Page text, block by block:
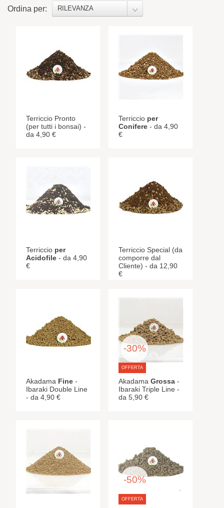
Ordina per: RILEVANZA
Terriccio Pronto
(per tutti i bonsai) -
da 4,90 €
Terriccio per
Conifere - da 4,90
€
Terriccio per
Acidofile - da 4,90
€
Terriccio Special (da
comporre dal
Cliente) - da 12,90
€
Akadama Fine -
Ibaraki Double Line
- da 4,90 €
OFFERTA
-30%
Akadama Grossa -
Ibaraki Triple Line -
da 5,90 €
OFFERTA
-50%